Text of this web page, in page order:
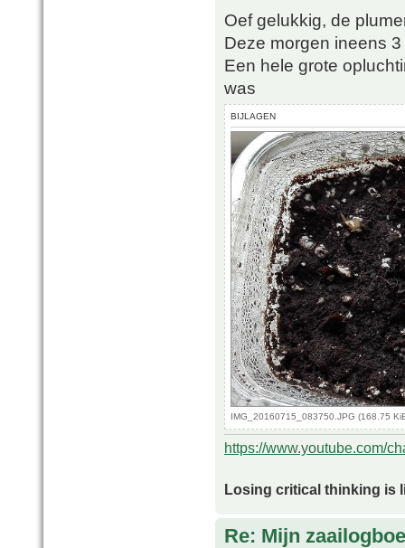
Oef gelukkig, de
Deze morgen ineens
Een hele grote
was
BIJLAGEN
IMG_20160715_083750.JPG (168.75
https://www.youtube.com/
Losing critical thinking is
Re: Mijn